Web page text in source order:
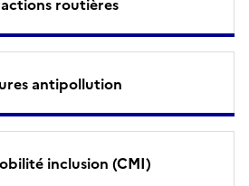
antipollution
inclusion (CMI)